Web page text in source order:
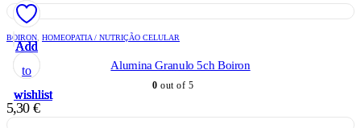
Add
to
wishlist
BOIRON, HOMEOPATIA / NUTRIÇÃO CELULAR
Alumina Granulo 5ch Boiron
0 out of 5
5,30 €
Add
to
wishlist
Add
to
wishlist
Add
to
wishlist
Add
to
wishlist